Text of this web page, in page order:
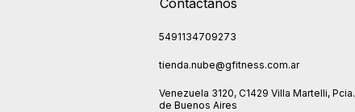
5491134709273
tienda.nube@gfitness.com.ar
Venezuela 3120, C1429 Villa Martelli, Pcia.
de Buenos Aires